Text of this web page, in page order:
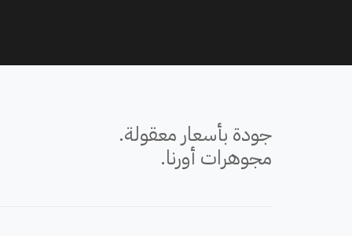
جودة بأسعار معقولة.
مجوهرات أورنا.